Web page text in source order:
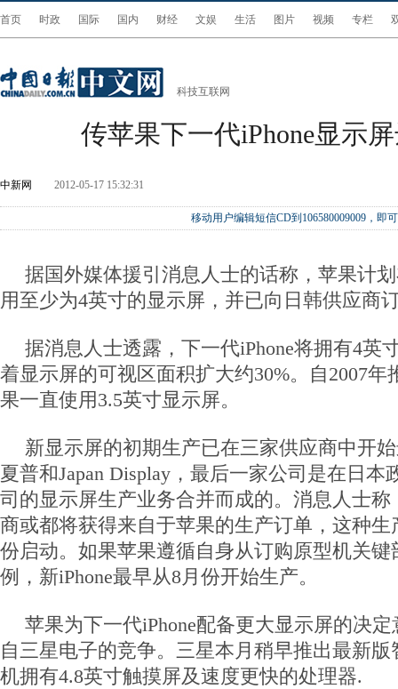
首页 时政 国际 国内 财经 文娱 生活 图片 视频 专栏
科技互联网
传苹果下一代iPhone显示
中新网 2012-05-17 15:32:31
移动用户编辑短信CD到106580009009，即
据国外媒体援引消息人士的话称，苹果计
用至少为4英寸的显示屏，并已向日韩供应商
据消息人士透露，下一代iPhone将拥有4英
着显示屏的可视区面积扩大约30%。自2007年
果一直使用3.5英寸显示屏。
新显示屏的初期生产已在三家供应商中开
夏普和Japan Display，最后一家公司是在日本
司的显示屏生产业务合并而成的。消息人士
商或都将获得来自于苹果的生产订单，这种生
份启动。如果苹果遵循自身从订购原型机关
例，新iPhone最早从8月份开始生产。
苹果为下一代iPhone配备更大显示屏的决
自三星电子的竞争。三星本月稍早推出最新版
机拥有4.8英寸触摸屏及速度更快的处理器.